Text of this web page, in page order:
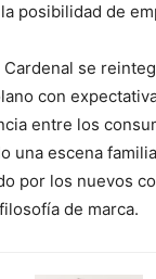
posibilidad de
Cardenal se
con
entre los
una escena
por los nuevos
de marca.